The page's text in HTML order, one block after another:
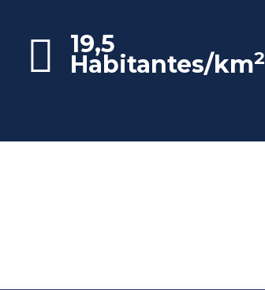
19,5
Habitantes/km2